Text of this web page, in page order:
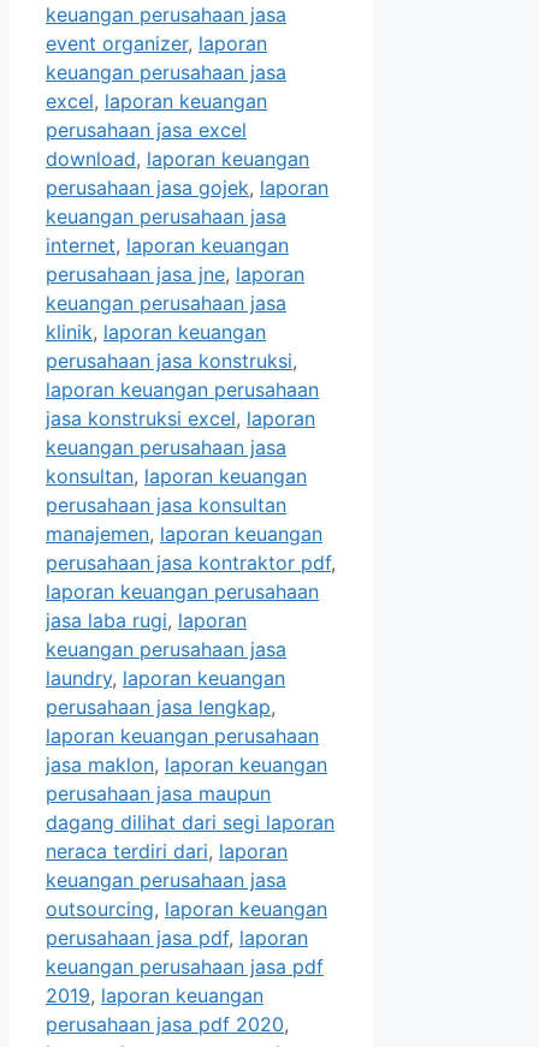
keuangan perusahaan jasa
event organizer, laporan
keuangan perusahaan jasa
excel, laporan keuangan
perusahaan jasa excel
download, laporan keuangan
perusahaan jasa gojek, laporan
keuangan perusahaan jasa
internet, laporan keuangan
perusahaan jasa jne, laporan
keuangan perusahaan jasa
klinik, laporan keuangan
perusahaan jasa konstruksi,
laporan keuangan perusahaan
jasa konstruksi excel, laporan
keuangan perusahaan jasa
konsultan, laporan keuangan
perusahaan jasa konsultan
manajemen, laporan keuangan
perusahaan jasa kontraktor pdf,
laporan keuangan perusahaan
jasa laba rugi, laporan
keuangan perusahaan jasa
laundry, laporan keuangan
perusahaan jasa lengkap,
laporan keuangan perusahaan
jasa maklon, laporan keuangan
perusahaan jasa maupun
dagang dilihat dari segi laporan
neraca terdiri dari, laporan
keuangan perusahaan jasa
outsourcing, laporan keuangan
perusahaan jasa pdf, laporan
keuangan perusahaan jasa pdf
2019, laporan keuangan
perusahaan jasa pdf 2020,